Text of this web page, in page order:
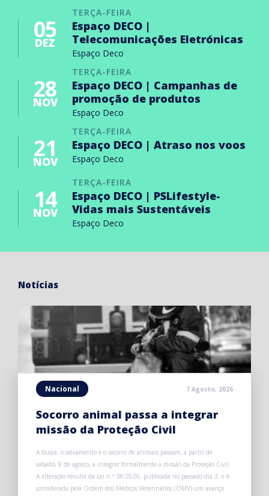
TERÇA-FEIRA
05
DEZ
Espaço DECO |
Telecomunicações Eletrónicas
Espaço Deco
TERÇA-FEIRA
28
NOV
Espaço DECO | Campanhas de
promoção de produtos
Espaço Deco
TERÇA-FEIRA
21
NOV
Espaço DECO | Atraso nos voos
Espaço Deco
TERÇA-FEIRA
14
NOV
Espaço DECO | PSLifestyle-
Vidas mais Sustentáveis
Espaço Deco
Notícias
Nacional 7 Agosto, 2026
Socorro animal passa a integrar
missão da Proteção Civil
A busca, o salvamento e o socorro de animais passam, a partir de
sábado, 8 de agosto, a integrar formalmente a missão da Proteção Civil.
A alteração resulta da Lei n.º 38/2026, publicada no passado dia 3, e é
considerada pela Ordem dos Médicos Veterinários (OMV) um avanço